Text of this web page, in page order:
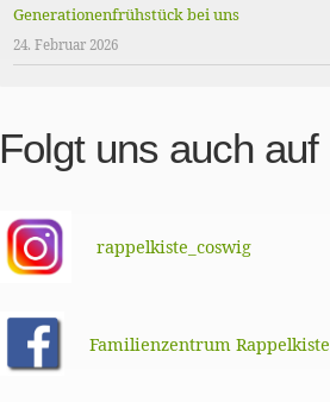
Generationenfrühstück bei uns
24. Februar 2026
Folgt uns auch auf
rappelkiste_coswig
Familienzentrum Rappelkiste